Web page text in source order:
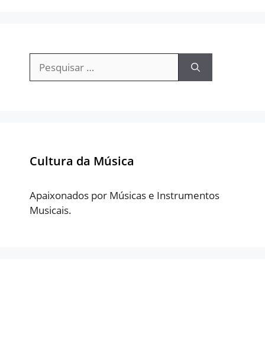
Pesquisar
por:
Cultura da Música
Apaixonados por Músicas e Instrumentos
Musicais.